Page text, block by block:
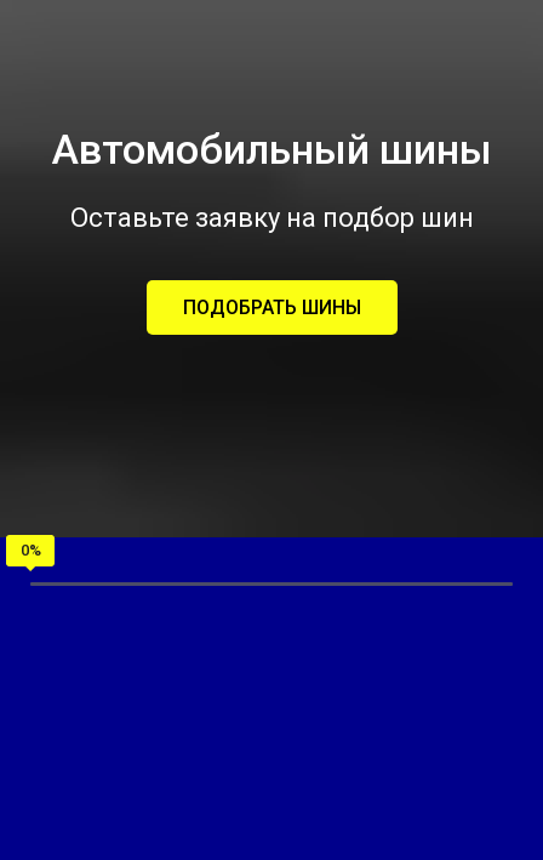
Автомобильный шины
Оставьте заявку на подбор шин
ПОДОБРАТЬ ШИНЫ